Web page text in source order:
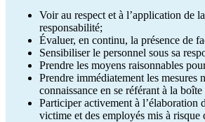
Voir au respect et à l’application de
responsabilité;
Évaluer, en continu, la présence de
Sensibiliser le personnel sous sa
Prendre les moyens raisonnables
Prendre immédiatement les mesures
connaissance en se référant à la
Participer activement à l’élaboration
victime et des employés mis à